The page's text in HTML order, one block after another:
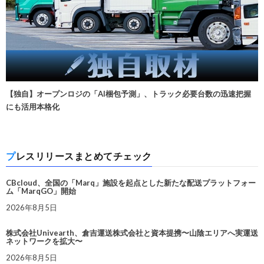
【独自】オープンロジの「AI梱包予測」、トラック必要台数の迅速把握
にも活用本格化
プレスリリースまとめてチェック
CBcloud、全国の「Marq」施設を起点とした新たな配送プラットフォー
ム「MarqGO」開始
2026年8月5日
株式会社Univearth、倉吉運送株式会社と資本提携〜山陰エリアへ実運送
ネットワークを拡大〜
2026年8月5日